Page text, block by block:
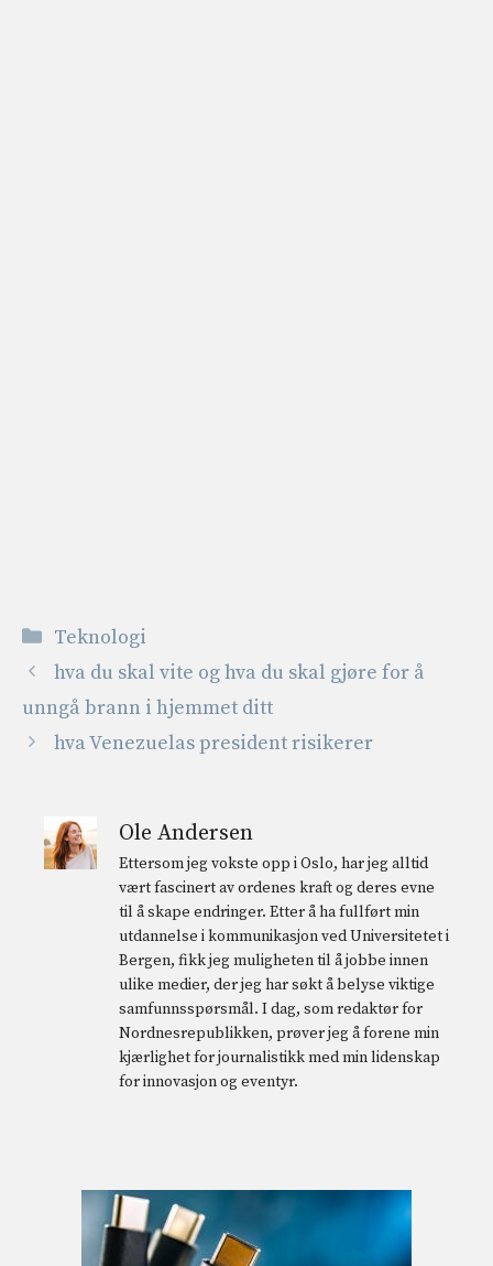
Kategorier
Teknologi
hva du skal vite og hva du skal gjøre for å
unngå brann i hjemmet ditt
hva Venezuelas president risikerer
Ole Andersen
Ettersom jeg vokste opp i Oslo, har jeg alltid
vært fascinert av ordenes kraft og deres evne
til å skape endringer. Etter å ha fullført min
utdannelse i kommunikasjon ved Universitetet i
Bergen, fikk jeg muligheten til å jobbe innen
ulike medier, der jeg har søkt å belyse viktige
samfunnsspørsmål. I dag, som redaktør for
Nordnesrepublikken, prøver jeg å forene min
kjærlighet for journalistikk med min lidenskap
for innovasjon og eventyr.